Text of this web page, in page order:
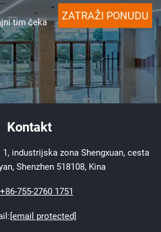
tim čeka
ZATRAŽI PONUDU
Kontakt
1, industrijska zona Shengxuan, cesta
Shenzhen 518108, Kina
+86-755-2760 1751
[email protected]